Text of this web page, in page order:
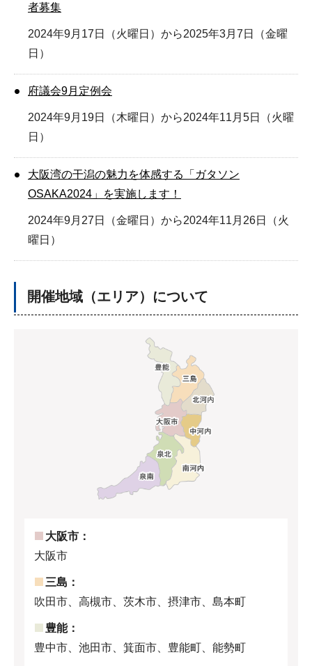
者募集
2024年9月17日（火曜日）から2025年3月7日（金曜
日）
府議会9月定例会
2024年9月19日（木曜日）から2024年11月5日（火曜
日）
大阪湾の干潟の魅力を体感する「ガタソン
OSAKA2024」を実施します！
2024年9月27日（金曜日）から2024年11月26日（火
曜日）
開催地域（エリア）について
大阪市：
大阪市
三島：
吹田市、高槻市、茨木市、摂津市、島本町
豊能：
豊中市、池田市、箕面市、豊能町、能勢町